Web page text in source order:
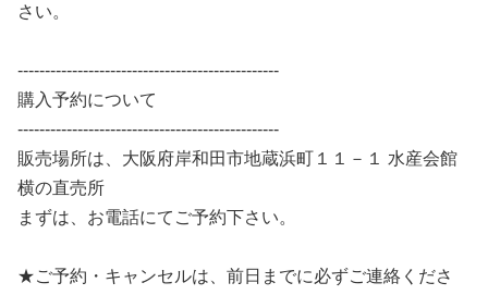
さい。
------------------------------------------------
購入予約について
------------------------------------------------
販売場所は、大阪府岸和田市地蔵浜町１１－１ 水産会館
横の直売所
まずは、お電話にてご予約下さい。
★ご予約・キャンセルは、前日までに必ずご連絡くださ